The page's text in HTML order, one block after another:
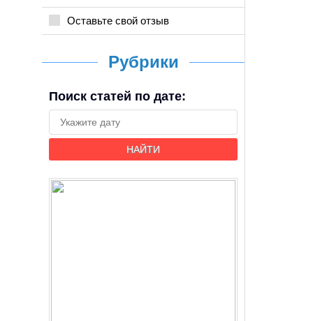
Оставьте свой отзыв
Рубрики
Поиск статей по дате:
НАЙТИ